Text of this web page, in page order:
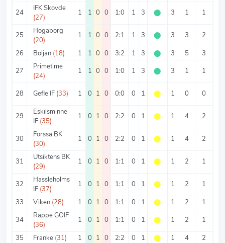
24
IFK Skovde
(27)
1 1 0 0 1:0 1 3 ⬤ 3 1 1
25
Hogaborg
(20)
1 1 0 0 2:1 1 3 ⬤ 3 3 2
26
Boljan (18) 1 1 0 0 3:2 1 3 ⬤ 3 5 3
27
Primetime
(24)
1 1 0 0 1:0 1 3 ⬤ 3 1 1
28 Gefle IF (33) 1 0 1 0 0:0 0 1 ⬤ 1 0 0
29
Eskilsminne
IF (35)
1 0 1 0 2:2 0 1 ⬤ 1 4 2
30
Forssa BK
(30)
1 0 1 0 2:2 0 1 ⬤ 1 4 2
31
Utsiktens BK
(29)
1 0 1 0 1:1 0 1 ⬤ 1 2 1
32
Hassleholms
IF (37)
1 0 1 0 1:1 0 1 ⬤ 1 2 1
33
Viken (28) 1 0 1 0 1:1 0 1 ⬤ 1 2 1
34
Rappe GOIF
(36)
1 0 1 0 1:1 0 1 ⬤ 1 2 1
35
Franke (31) 1 0 1 0 2:2 0 1 ⬤ 1 4 2